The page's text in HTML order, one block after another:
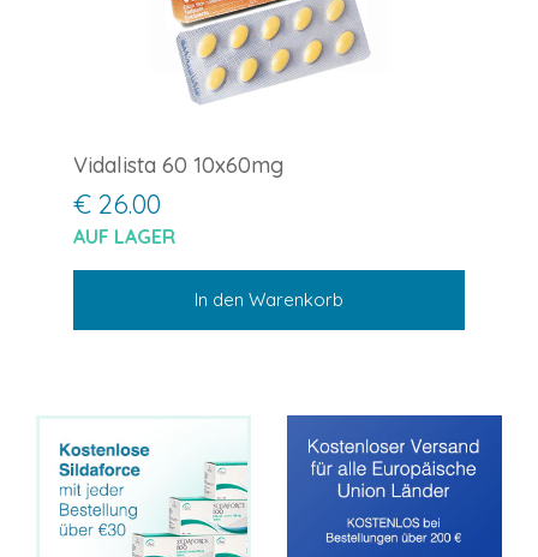
Vidalista 60 10x60mg
€ 26.00
AUF LAGER
In den Warenkorb